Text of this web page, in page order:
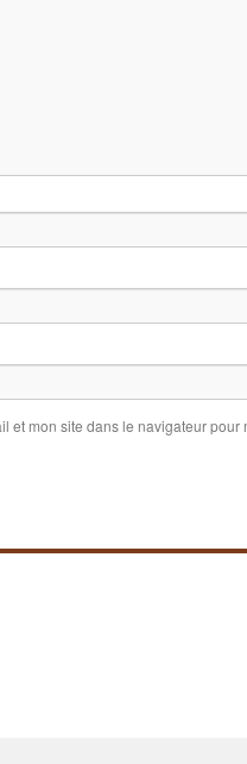
et mon site dans le navigateur